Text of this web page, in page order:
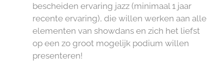
bescheiden ervaring jazz (minimaal 1 jaar
recente ervaring), die willen werken aan alle
elementen van showdans en zich het liefst
op een zo groot mogelijk podium willen
presenteren!